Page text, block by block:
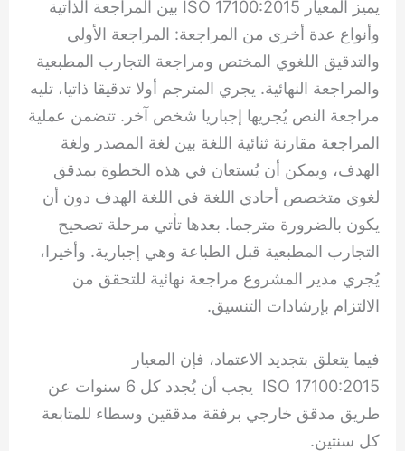
يميز المعيار ISO 17100:2015 بين المراجعة الذاتية
وأنواع عدة أخرى من المراجعة: المراجعة الأولى
والتدقيق اللغوي المختص ومراجعة التجارب المطبعية
والمراجعة النهائية. يجري المترجم أولا تدقيقا ذاتيا، تليه
مراجعة النص يُجريها إجباريا شخص آخر. تتضمن عملية
المراجعة مقارنة ثنائية اللغة بين لغة المصدر ولغة
الهدف، ويمكن أن يُستعان في هذه الخطوة بمدقق
لغوي متخصص أحادي اللغة في اللغة الهدف دون أن
يكون بالضرورة مترجما. بعدها تأتي مرحلة تصحيح
التجارب المطبعية قبل الطباعة وهي إجبارية. وأخيرا،
يُجري مدير المشروع مراجعة نهائية للتحقق من
الالتزام بإرشادات التنسيق.
فيما يتعلق بتجديد الاعتماد، فإن المعيار
ISO 17100:2015 يجب أن يُجدد كل 6 سنوات عن
طريق مدقق خارجي برفقة مدققين وسطاء للمتابعة
كل سنتين.